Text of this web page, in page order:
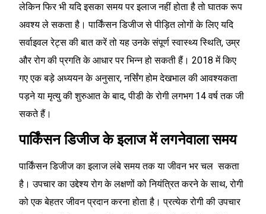
लेकिन फिर भी यदि इसका समय पर इलाज नहीं होता है तो घातक रूप
अवश्य ले सकता है। पार्किंसन डिजीज से पीड़ित लोगों के लिए यदि
सर्वाइवल रेट्स की बात करें तो यह उनके संपूर्ण स्वास्थ्य स्थिति, उम्र
और रोग की प्रगति के आधार पर भिन्न हो सकती हैं। 2018 में किए
गए एक बड़े अध्ययन के अनुसार, नर्सिंग होम देखभाल की आवश्यकता
पड़ने या मृत्यु की शुरुआत के बाद, पीडी के रोगी लगभग 14 वर्ष तक जी
सकते हैं।
पार्किंसन डिजीज के इलाज में लगनेवाला समय
पार्किंसन डिजीज का इलाज लंबे समय तक या जीवन भर चल सकता
है। उपचार का उद्देश्य रोग के लक्षणों को नियंत्रित करने के साथ, रोगी
को एक बेहतर जीवन प्रदान करना होता है। प्रत्येक रोगी की उपचार